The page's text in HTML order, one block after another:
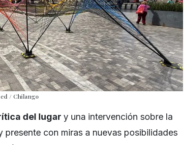
/ Chilango
del lugar y una intervención sobre la
presente con miras a nuevas posibilidades